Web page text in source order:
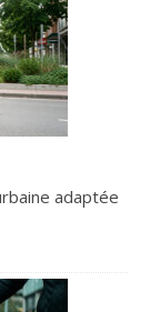
adaptée